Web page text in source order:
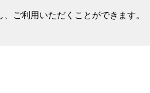
ご利用いただくことができます。